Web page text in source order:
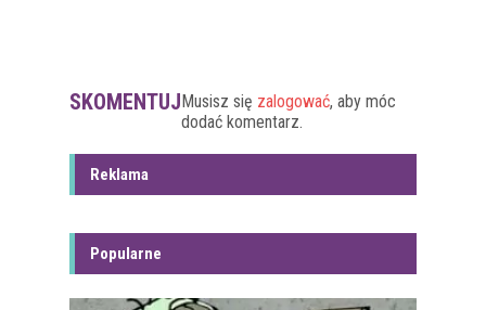
SKOMENTUJ Musisz się zalogować, aby móc
dodać komentarz.
Reklama
Popularne